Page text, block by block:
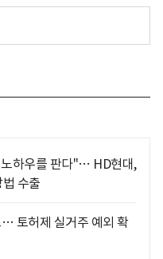
하우를 판다"… HD현대,
수출
토허제 실거주 예외 확